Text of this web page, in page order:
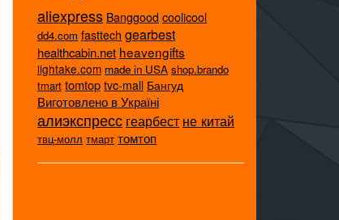
aliexpress Banggood coolicool
dd4.com fasttech gearbest
healthcabin.net heavengifts
lightake.com made in USA shop.brando
tmart tomtop tvc-mall Бангуд
Виготовлено в Україні
алиэкспресс геарбест не китай
твц-молл тмарт томтоп